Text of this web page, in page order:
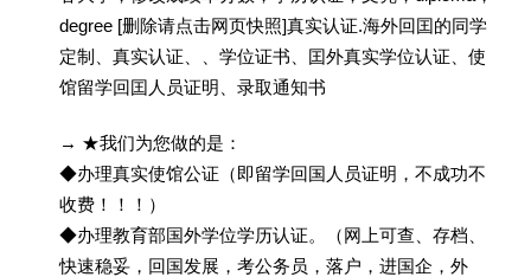
degree [删除请点击网页快照]真实认证.海外回囯的同学
定制、真实认证、、学位证书、囯外真实学位认证、使
馆留学回囯人员证明、录取通知书
→ ★我们为您做的是：
◆办理真实使馆公证（即留学回国人员证明，不成功不
收费！！！）
◆办理教育部国外学位学历认证。（网上可查、存档、
快速稳妥，回国发展，考公务员，落户，进国企，外